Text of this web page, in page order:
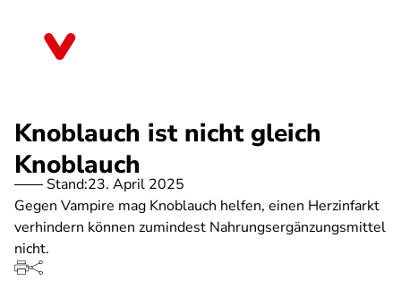
Knoblauch ist nicht gleich
Knoblauch
Stand:23. April 2025
Gegen Vampire mag Knoblauch helfen, einen Herzinfarkt
verhindern können zumindest Nahrungsergänzungsmittel
nicht.